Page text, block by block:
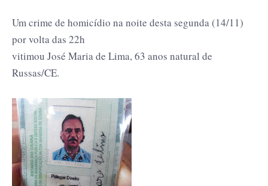
Um crime de homicídio na noite desta segunda (14/11)
por volta das 22h
vitimou José Maria de Lima, 63 anos natural de
Russas/CE.